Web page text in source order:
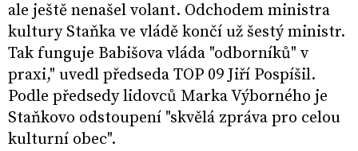
ale ještě nenašel volant. Odchodem ministra
kultury Staňka ve vládě končí už šestý ministr.
Tak funguje Babišova vláda "odborníků" v
praxi," uvedl předseda TOP 09 Jiří Pospíšil.
Podle předsedy lidovců Marka Výborného je
Staňkovo odstoupení "skvělá zpráva pro celou
kulturní obec".